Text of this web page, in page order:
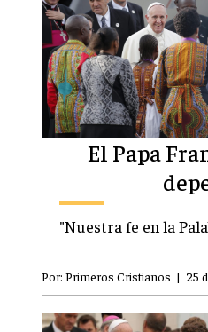
El Papa
"Nuestra fe en la
Por: Primeros Cristianos | 25